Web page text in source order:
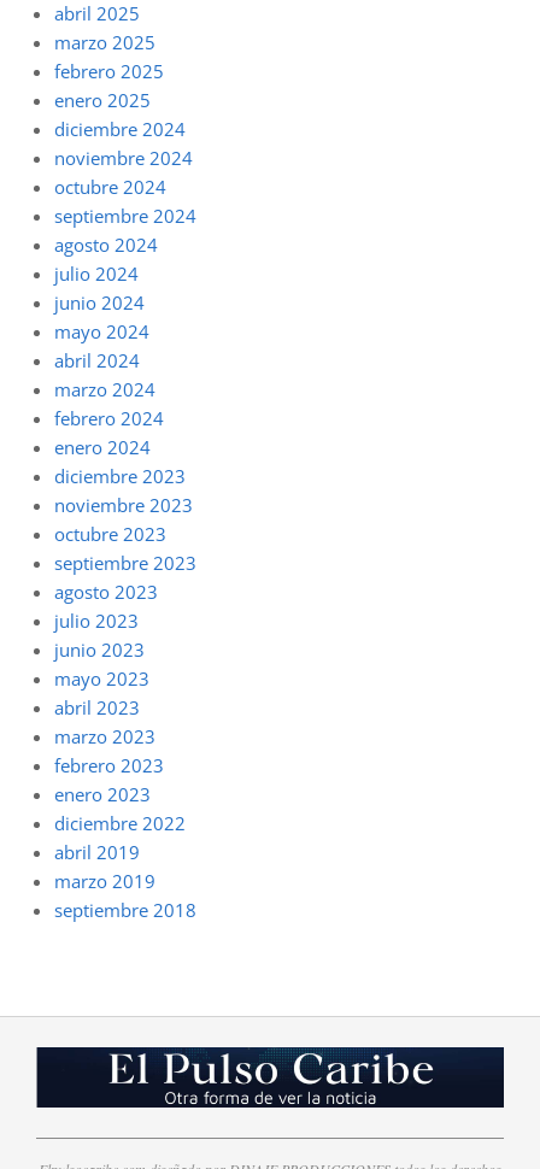
abril 2025
marzo 2025
febrero 2025
enero 2025
diciembre 2024
noviembre 2024
octubre 2024
septiembre 2024
agosto 2024
julio 2024
junio 2024
mayo 2024
abril 2024
marzo 2024
febrero 2024
enero 2024
diciembre 2023
noviembre 2023
octubre 2023
septiembre 2023
agosto 2023
julio 2023
junio 2023
mayo 2023
abril 2023
marzo 2023
febrero 2023
enero 2023
diciembre 2022
abril 2019
marzo 2019
septiembre 2018